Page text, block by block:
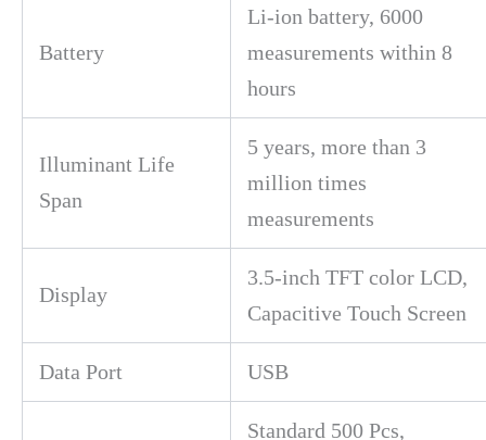
Battery
Li-ion battery, 6000
measurements within 8
hours
Illuminant Life
Span
5 years, more than 3
million times
measurements
Display
3.5-inch TFT color LCD,
Capacitive Touch Screen
Data Port USB
Standard 500 Pcs,